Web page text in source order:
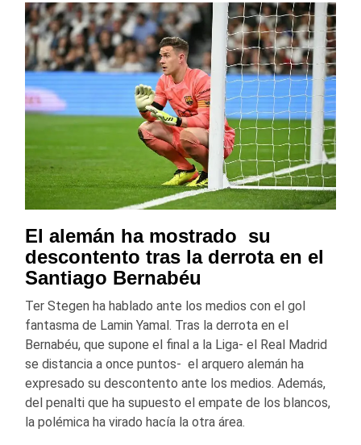
El alemán ha mostrado su
descontento tras la derrota en el
Santiago Bernabéu
Ter Stegen ha hablado ante los medios con el gol
fantasma de Lamin Yamal. Tras la derrota en el
Bernabéu, que supone el final a la Liga- el Real Madrid
se distancia a once puntos- el arquero alemán ha
expresado su descontento ante los medios. Además,
del penalti que ha supuesto el empate de los blancos,
la polémica ha virado hacía la otra área.